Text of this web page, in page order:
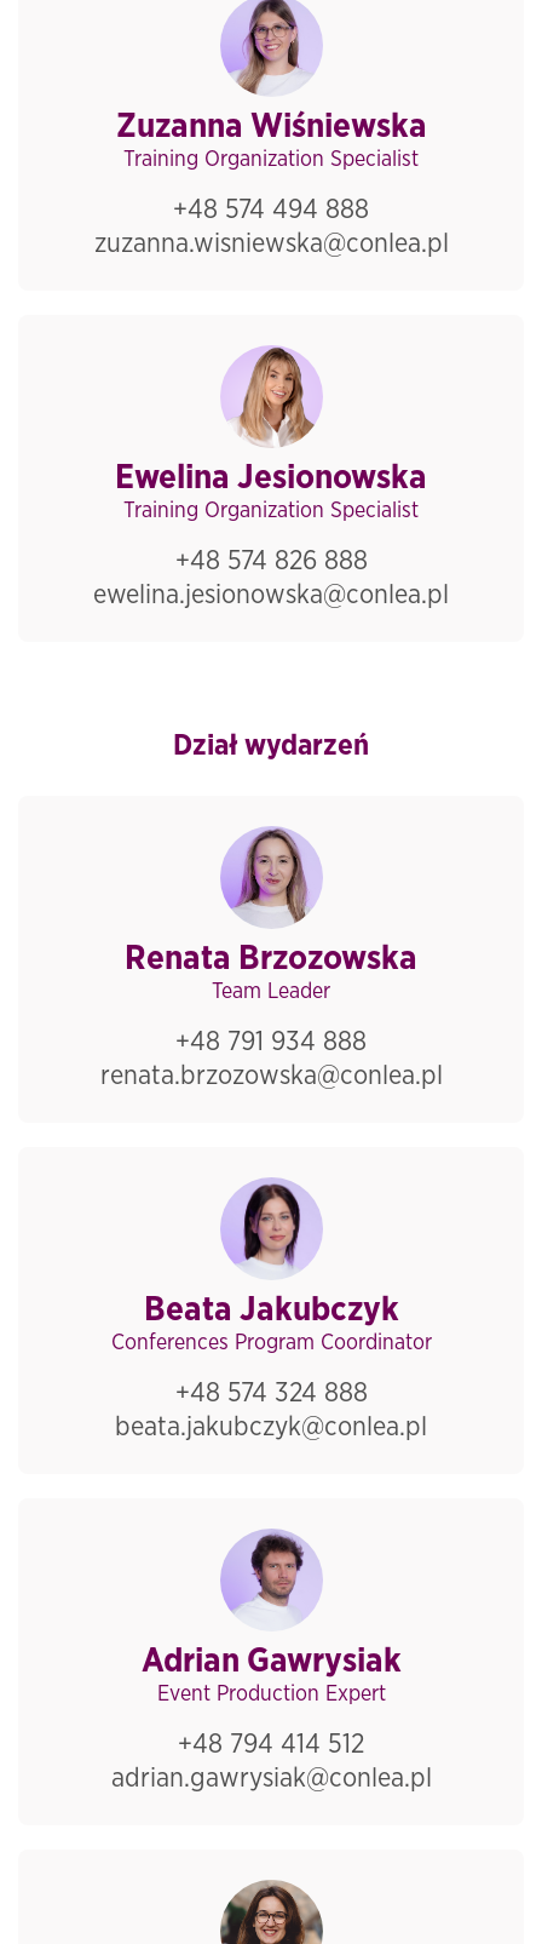
Zuzanna Wiśniewska
Training Organization Specialist
+48 574 494 888
zuzanna.wisniewska@conlea.pl
Ewelina Jesionowska
Training Organization Specialist
+48 574 826 888
ewelina.jesionowska@conlea.pl
Dział wydarzeń
Renata Brzozowska
Team Leader
+48 791 934 888
renata.brzozowska@conlea.pl
Beata Jakubczyk
Conferences Program Coordinator
+48 574 324 888
beata.jakubczyk@conlea.pl
Adrian Gawrysiak
Event Production Expert
+48 794 414 512
adrian.gawrysiak@conlea.pl